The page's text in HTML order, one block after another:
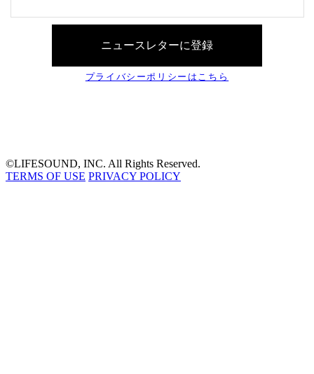
©LIFESOUND, INC. All Rights Reserved.
TERMS OF USE PRIVACY POLICY